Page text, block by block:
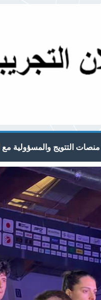
التتويج والمسؤولية